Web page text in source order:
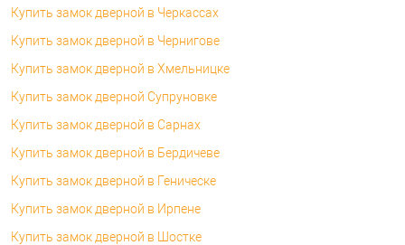
Купить замок дверной в Черкассах
Купить замок дверной в Чернигове
Купить замок дверной в Хмельницке
Купить замок дверной Супруновке
Купить замок дверной в Сарнах
Купить замок дверной в Бердичеве
Купить замок дверной в Геническе
Купить замок дверной в Ирпене
Купить замок дверной в Шостке